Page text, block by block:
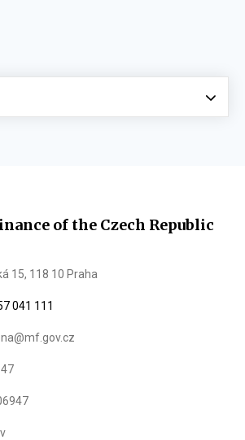
of the Czech Republic
15, 118 10 Praha
041 111